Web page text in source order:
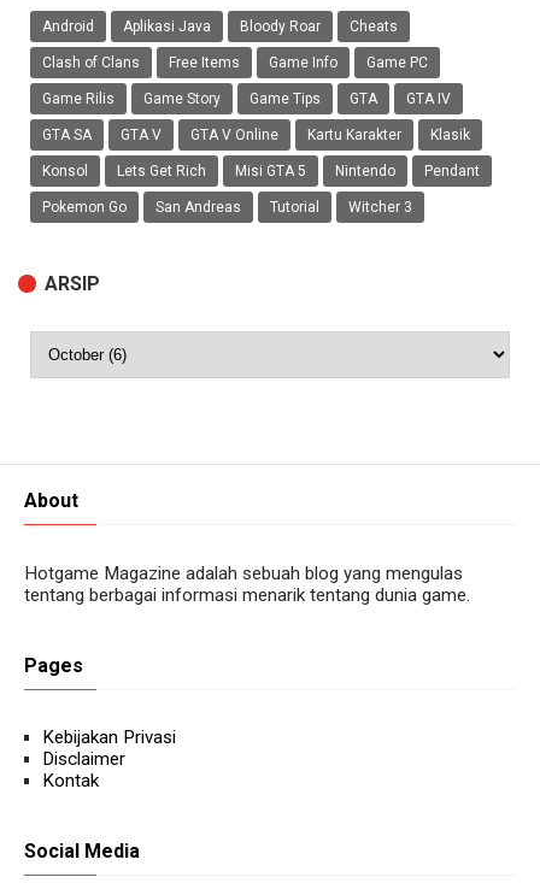
Android Aplikasi Java Bloody Roar Cheats
Clash of Clans Free Items Game Info Game PC
Game Rilis Game Story Game Tips GTA GTA IV
GTA SA GTA V GTA V Online Kartu Karakter Klasik
Konsol Lets Get Rich Misi GTA 5 Nintendo Pendant
Pokemon Go San Andreas Tutorial Witcher 3
ARSIP
About
Hotgame Magazine adalah sebuah blog yang mengulas
tentang berbagai informasi menarik tentang dunia game.
Pages
Kebijakan Privasi
Disclaimer
Kontak
Social Media